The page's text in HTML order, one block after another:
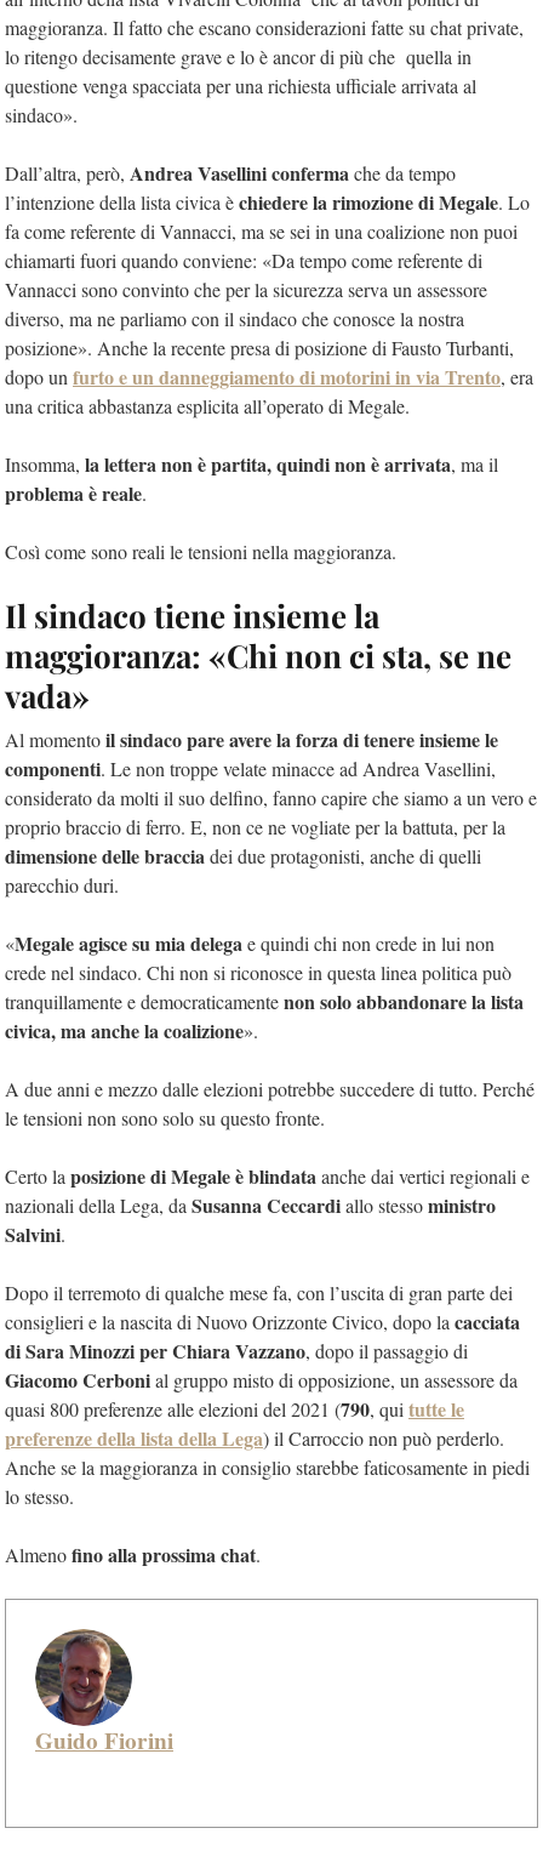
maggioranza. Il fatto che escano considerazioni fatte su chat private,
lo ritengo decisamente grave e lo è ancor di più che quella in
questione venga spacciata per una richiesta ufficiale arrivata al
sindaco».
Dall’altra, però, Andrea Vasellini confermache da tempo
l’intenzione della lista civica èchiedere la rimozione di Megale. Lo
fa come referente di Vannacci, ma se sei in una coalizione non puoi
chiamarti fuori quando conviene: «Da tempo come referente di
Vannacci sono convinto che per la sicurezza serva un assessore
diverso, ma ne parliamo con il sindaco che conosce la nostra
posizione». Anche la recente presa di posizione di Fausto Turbanti,
dopo un furto e un danneggiamento di motorini in via Trento, era
una critica abbastanza esplicita all’operato di Megale.
Insomma, la lettera non è partita, quindi non è arrivata, ma il
problema è reale.
Così come sono reali le tensioni nella maggioranza.
Il sindaco tiene insieme la
maggioranza: «Chi non ci sta, se ne
vada»
Al momentoil sindaco pare avere la forza di tenere insieme le
componenti. Le non troppe velate minacce ad Andrea Vasellini,
considerato da molti il suo delfino, fanno capire che siamo a un vero e
proprio braccio di ferro. E, non ce ne vogliate per la battuta, per la
dimensione delle bracciadei due protagonisti, anche di quelli
parecchio duri.
«Megale agisce su mia delegae quindi chi non crede in lui non
crede nel sindaco. Chi non si riconosce in questa linea politica può
tranquillamente e democraticamentenon solo abbandonare la lista
civica, ma anche la coalizione».
A due anni e mezzo dalle elezioni potrebbe succedere di tutto. Perché
le tensioni non sono solo su questo fronte.
Certo la posizione di Megale è blindataanche dai vertici regionali e
nazionali della Lega, da Susanna Ceccardiallo stessoministro
Salvini.
Dopo il terremoto di qualche mese fa, con l’uscita di gran parte dei
consiglieri e la nascita di Nuovo Orizzonte Civico, dopo la cacciata
di Sara Minozzi per Chiara Vazzano, dopo il passaggio di
Giacomo Cerbonial gruppo misto di opposizione, un assessore da
quasi 800 preferenze alle elezioni del 2021 (790, qui tutte le
preferenze della lista della Lega) il Carroccio non può perderlo.
Anche se la maggioranza in consiglio starebbe faticosamente in piedi
lo stesso.
Almenofino alla prossima chat.
Guido Fiorini